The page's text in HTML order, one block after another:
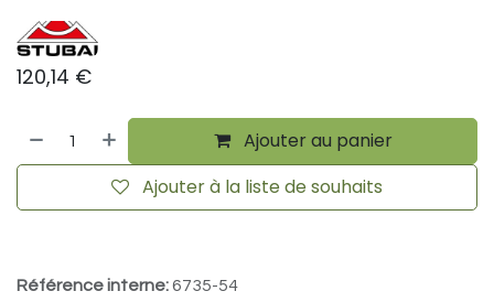
120,14 €
Ajouter au panier
Ajouter à la liste de souhaits
Référence interne:6735-54